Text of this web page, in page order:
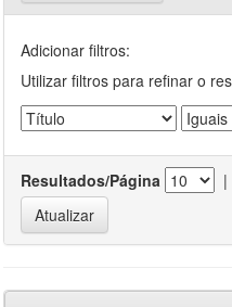
Adicionar filtros:
Utilizar filtros para refinar o
Resultados/Página |